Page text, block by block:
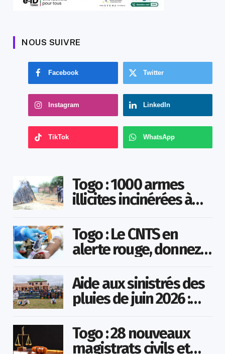
NOUS SUIVRE
Facebook Twitter
Instagram LinkedIn
TikTok WhatsApp
Togo : 1000 armes
illicites incinérées à
Togo : Le CNTS en
alerte rouge, donnez
sauver des vies !
Aide aux sinistrés des
pluies de juin 2026 :
des opérations à
Kotokoli-zongo
Togo : 28 nouveaux
magistrats civils et